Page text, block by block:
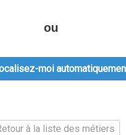
ou
moi
à la liste des métiers